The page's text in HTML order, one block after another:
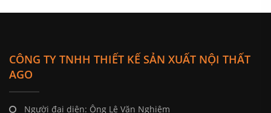
CÔNG TY TNHH THIẾT KẾ SẢN XUẤT NỘI THẤT
AGO
Người đại diện: Ông Lê Văn Nghiêm